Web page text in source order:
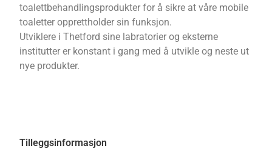
toalettbehandlingsprodukter for å sikre at våre mobile
toaletter opprettholder sin funksjon.
Utviklere i Thetford sine labratorier og eksterne
institutter er konstant i gang med å utvikle og neste ut
nye produkter.
Tilleggsinformasjon